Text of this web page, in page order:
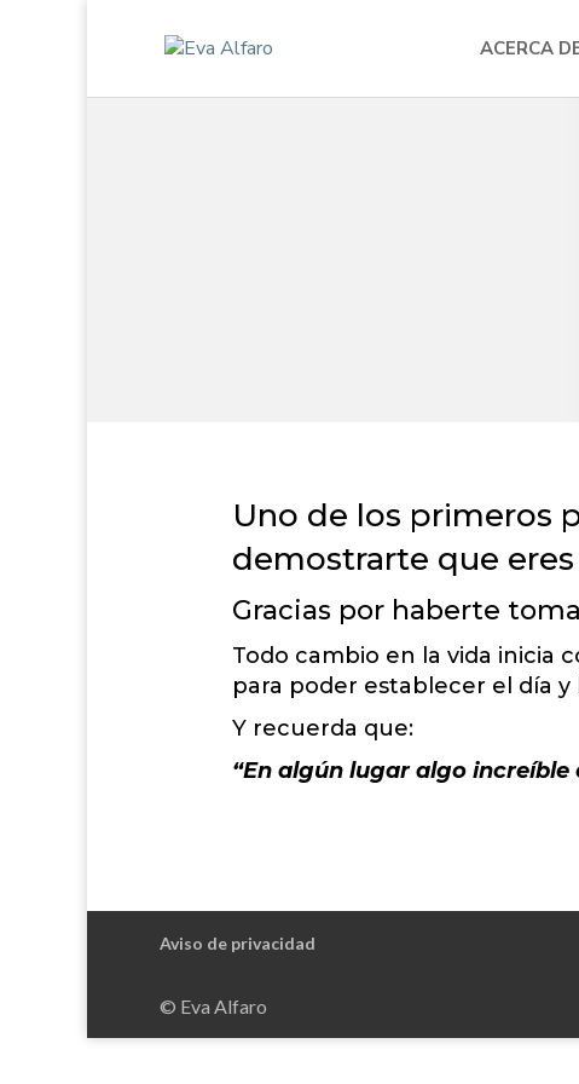
ACERCA
Uno de los primeros
demostrarte que
Gracias por haberte
Todo cambio en la vida inicia
para poder establecer el día
Y recuerda que:
“En algún lugar algo
Aviso de privacidad
© Eva Alfaro